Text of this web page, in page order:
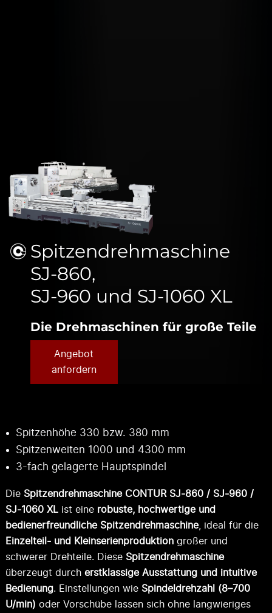
Spitzendrehmaschine
SJ-860,
SJ-960 und SJ-1060 XL
Die Drehmaschinen für große Teile
Angebot
anfordern
Spitzenhöhe 330 bzw. 380 mm
Spitzenweiten 1000 und 4300 mm
3-fach gelagerte Hauptspindel
Die Spitzendrehmaschine CONTUR SJ-860 / SJ-960 /
SJ-1060 XList eine robuste, hochwertige und
bedienerfreundliche Spitzendrehmaschine, ideal für die
Einzelteil- und Kleinserienproduktiongroßer und
schwerer Drehteile. Diese Spitzendrehmaschine
überzeugt durch erstklassige Ausstattung und intuitive
Bedienung. Einstellungen wie Spindeldrehzahl (8–700
U/min) oder Vorschübe lassen sich ohne langwieriges